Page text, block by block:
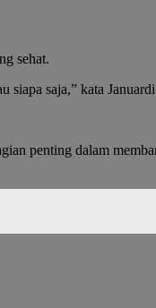
sehat.
saja,” kata
penting dalam